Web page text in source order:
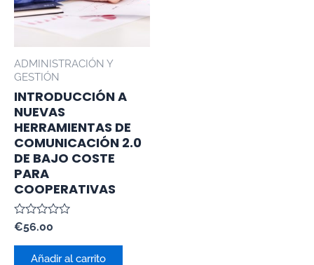
ADMINISTRACIÓN Y
GESTIÓN
INTRODUCCIÓN A
NUEVAS
HERRAMIENTAS DE
COMUNICACIÓN 2.0
DE BAJO COSTE
PARA
COOPERATIVAS
Valorado
con
0
€56.00
Añadir al carrito